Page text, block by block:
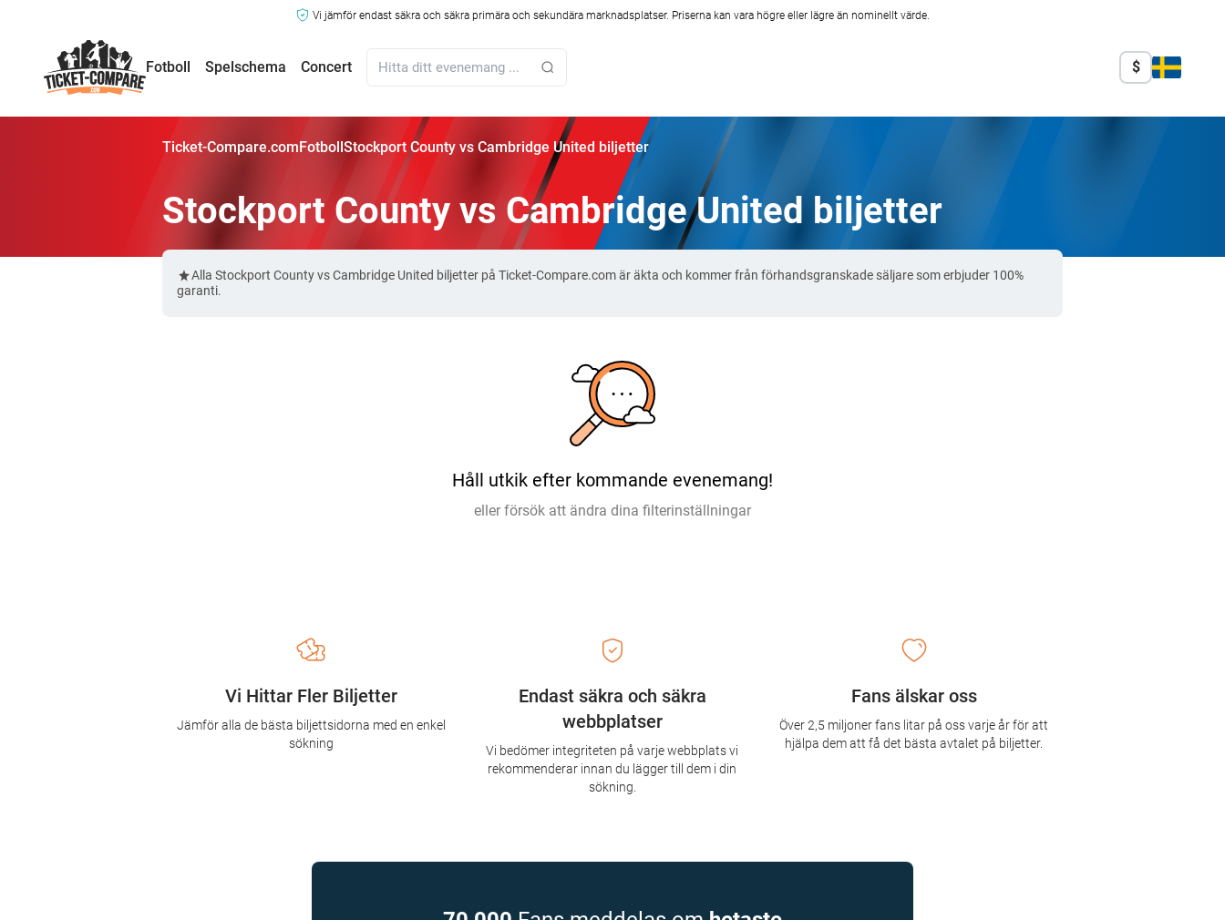
Vi jämför endast säkra och säkra primära och sekundära marknadsplatser. Priserna kan vara högre eller lägre än nominellt värde.
Fotboll Spelschema Concert $
Ticket-Compare.comFotbollStockport County vs Cambridge United biljetter
Stockport County vs Cambridge United biljetter
Alla Stockport County vs Cambridge United biljetter på Ticket-Compare.com är äkta och kommer från förhandsgranskade säljare som erbjuder 100%
garanti.
Håll utkik efter kommande evenemang!
eller försök att ändra dina filterinställningar
Endast säkra och säkra
webbplatser
Vi bedömer integriteten på varje webbplats vi
rekommenderar innan du lägger till dem i din
sökning.
Vi Hittar Fler Biljetter
Jämför alla de bästa biljettsidorna med en enkel
sökning
Fans älskar oss
Över 2,5 miljoner fans litar på oss varje år för att
hjälpa dem att få det bästa avtalet på biljetter.